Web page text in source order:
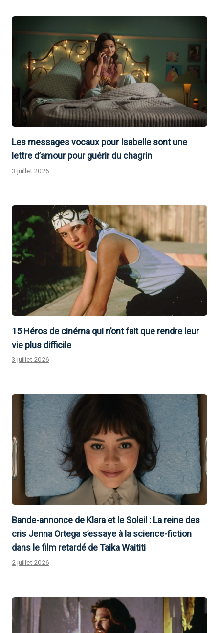
Les messages vocaux pour Isabelle sont une
lettre d’amour pour guérir du chagrin
3 juillet 2026
15 Héros de cinéma qui n’ont fait que rendre leur
vie plus difficile
3 juillet 2026
Bande-annonce de Klara et le Soleil : La reine des
cris Jenna Ortega s’essaye à la science-fiction
dans le film retardé de Taika Waititi
2 juillet 2026